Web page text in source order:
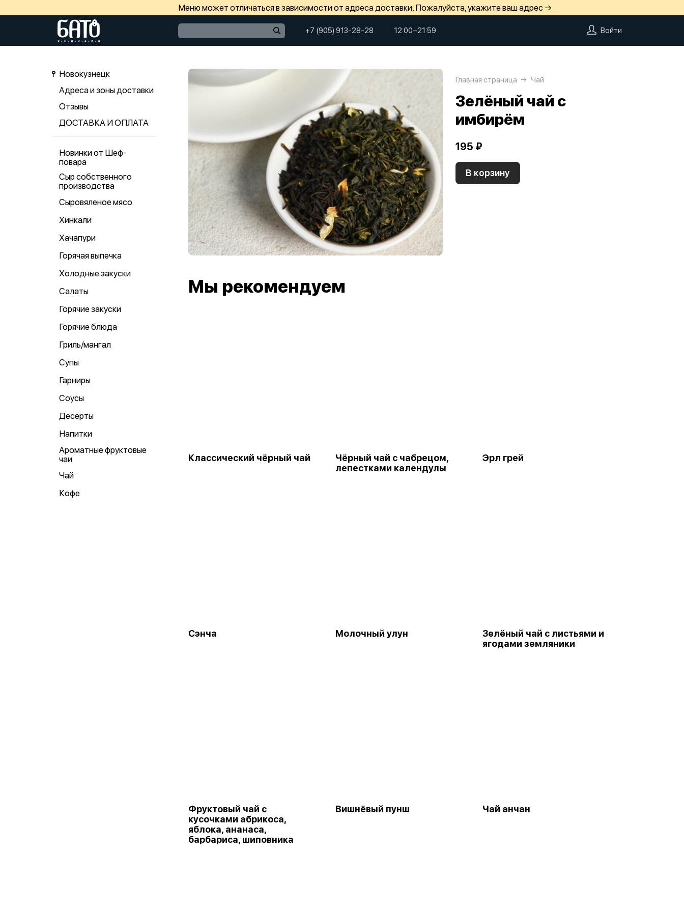
Меню может отличаться в зависимости от адреса доставки. Пожалуйста, укажите ваш адрес →
+7 (905) 913-28-28 12:00−21:59 Войти
Новокузнецк
Адреса и зоны доставки
Отзывы
ДОСТАВКА И ОПЛАТА
Новинки от Шеф-
повара
Сыр собственного
производства
Сыровяленое мясо
Хинкали
Хачапури
Горячая выпечка
Холодные закуски
Салаты
Горячие закуски
Горячие блюда
Гриль/мангал
Супы
Гарниры
Соусы
Десерты
Напитки
Ароматные фруктовые
чаи
Чай
Кофе
Главная страница Чай
Зелёный чай с
имбирём
195 ₽
В корзину
Мы рекомендуем
Классический чёрный чай
Чёрный чай с чабрецом,
лепестками календулы
Эрл грей
Сэнча Молочный улун
Зелёный чай с листьями и
ягодами земляники
Фруктовый чай с
кусочками абрикоса,
яблока, ананаса,
барбариса, шиповника
Вишнёвый пунш Чай анчан